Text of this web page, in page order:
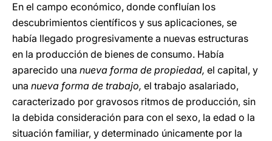
En el campo económico, donde confluían los
descubrimientos científicos y sus aplicaciones, se
había llegado progresivamente a nuevas estructuras
en la producción de bienes de consumo. Había
aparecido una nueva forma de propiedad, el capital, y
una nueva forma de trabajo, el trabajo asalariado,
caracterizado por gravosos ritmos de producción, sin
la debida consideración para con el sexo, la edad o la
situación familiar, y determinado únicamente por la